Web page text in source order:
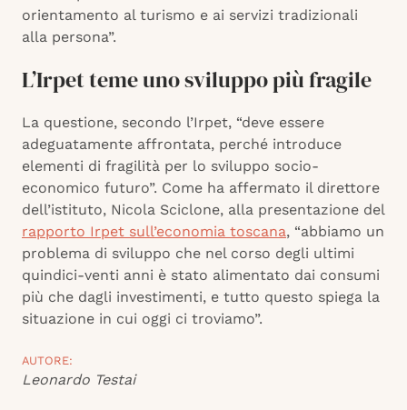
orientamento al turismo e ai servizi tradizionali
alla persona”.
L’Irpet teme uno sviluppo più fragile
La questione, secondo l’Irpet, “deve essere
adeguatamente affrontata, perché introduce
elementi di fragilità per lo sviluppo socio-
economico futuro”. Come ha affermato il direttore
dell’istituto, Nicola Sciclone, alla presentazione del
rapporto Irpet sull’economia toscana, “abbiamo un
problema di sviluppo che nel corso degli ultimi
quindici-venti anni è stato alimentato dai consumi
più che dagli investimenti, e tutto questo spiega la
situazione in cui oggi ci troviamo”.
AUTORE:
Leonardo Testai